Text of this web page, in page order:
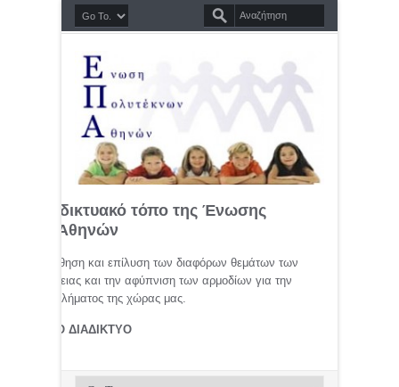
διαδικτυακό τόπο της Ένωσης
Αθηνών
προώθηση και επίλυση των διαφόρων θεμάτων των
οικογένειας και την αφύπνιση των αρμοδίων για την
προβλήματος της χώρας μας.
ΣΤΟ ΔΙΑΔΙΚΤΥΟ